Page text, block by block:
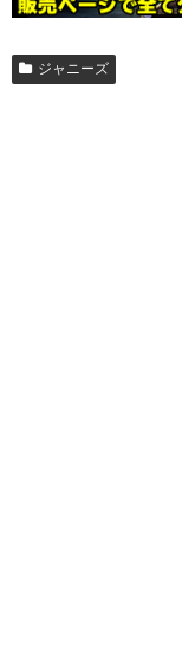
ジャニーズ